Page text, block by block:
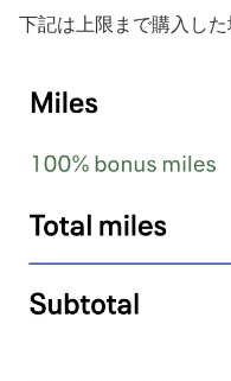
下記は上限まで購入し